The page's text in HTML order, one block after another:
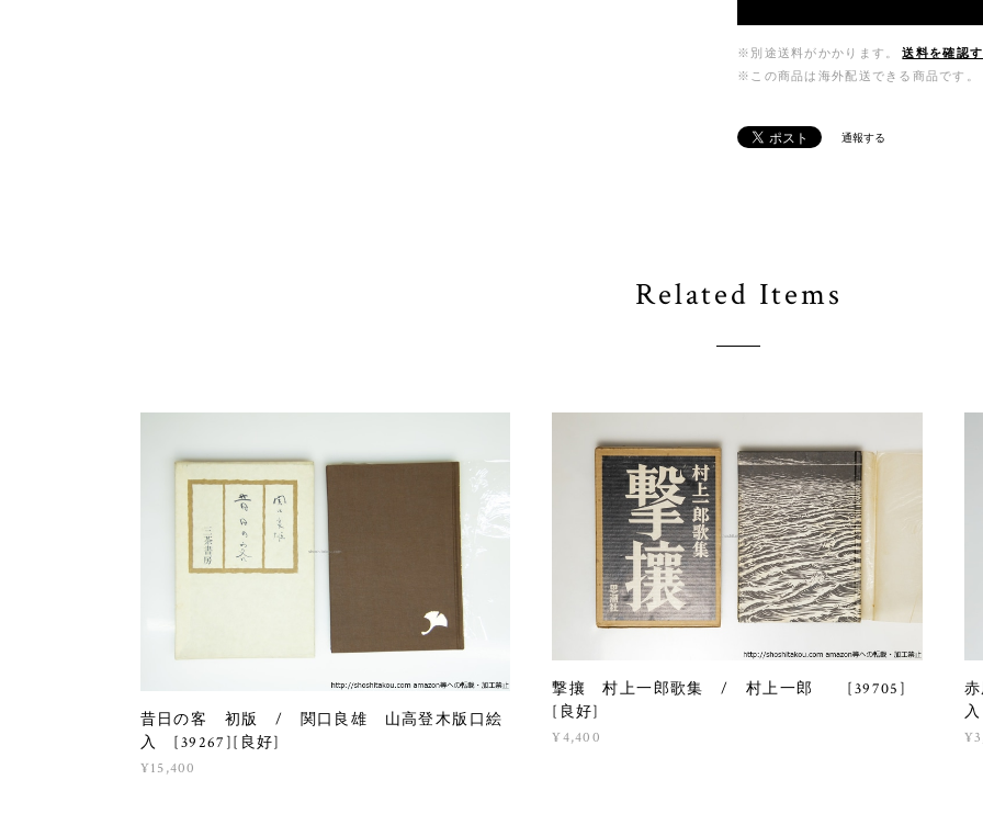
※別途送料がかかります。
送料を確認す
※この商品は海外配送できる商品です。
通報する
Related Items
昔日の客 初版 / 関口良雄 山高登木版口絵
入 [39267][良好]
¥15,400
撃攘 村上一郎歌集 / 村上一郎 [39705]
[良好]
¥4,400